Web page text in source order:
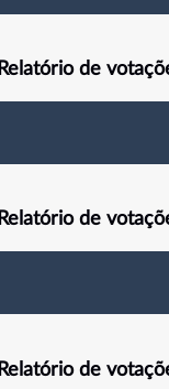
Relatório de
Relatório de
Relatório de